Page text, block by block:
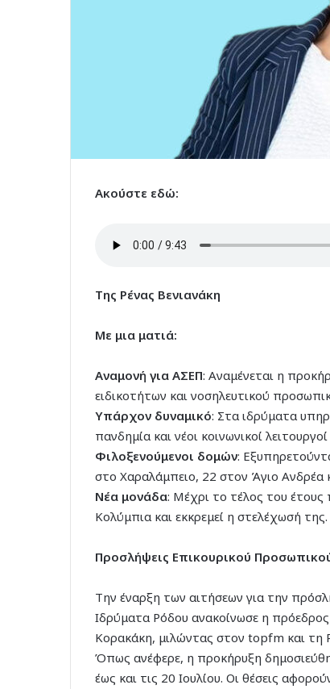
Ακούστε εδώ:
Της Ρένας Βενιανάκη
Με μια ματιά:
Αναμονή για ΑΣΕΠ: Αναμένεται η
ειδικοτήτων και νοσηλευτικού
Υπάρχον δυναμικό: Στα ιδρύματα
πανδημία και νέοι κοινωνικοί
Φιλοξενούμενοι δομών:
στο Χαραλάμπειο, 22 στον Άγιο Ανδρέα
Νέα μονάδα: Μέχρι το τέλος του
Κολύμπια και εκκρεμεί η στελέχωσή της.
Προσλήψεις Επικουρικού
Την έναρξη των αιτήσεων για την
Ιδρύματα Ρόδου ανακοίνωσε η
Κορακάκη, μιλώντας στον topfm και τη
Όπως ανέφερε, η προκήρυξη
έως και τις 20 Ιουλίου. Οι θέσεις